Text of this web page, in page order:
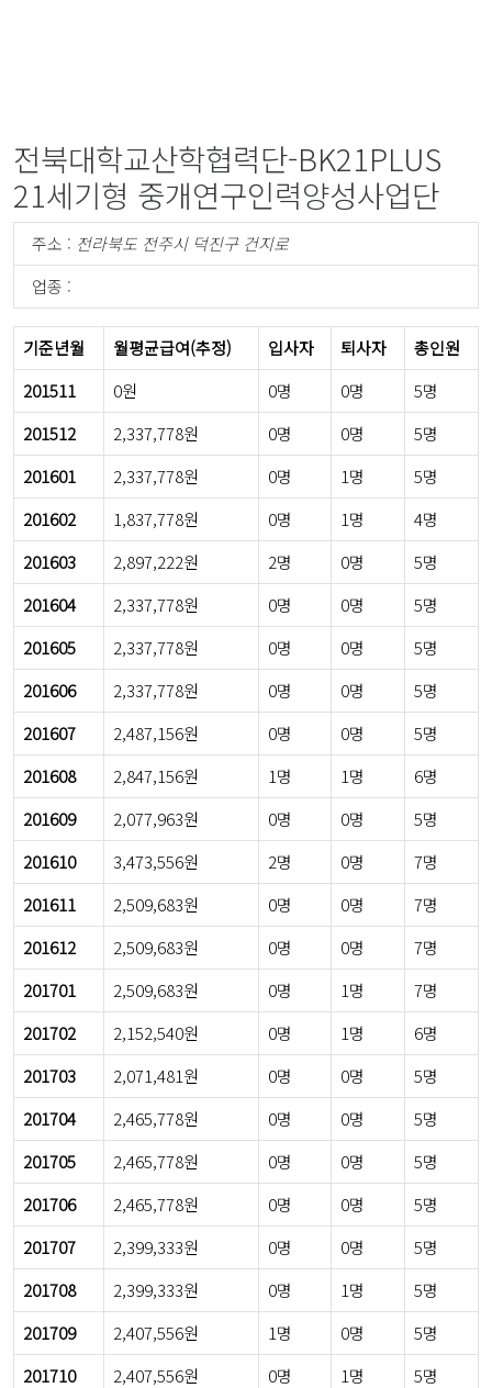
전북대학교산학협력단-BK21PLUS
21세기형 중개연구인력양성사업단
주소 : 전라북도 전주시 덕진구 건지로
업종 :
기준년월 월평균급여(추정) 입사자 퇴사자
총인원
201511
0원 0명 0명
5명
201512
2,337,778원 0명 0명
5명
201601
2,337,778원 0명 1명
5명
201602
1,837,778원 0명 1명
4명
201603
2,897,222원 2명 0명
5명
201604
2,337,778원 0명 0명
5명
201605
2,337,778원 0명 0명
5명
201606
2,337,778원 0명 0명
5명
201607
2,487,156원 0명 0명
5명
201608
2,847,156원 1명 1명
6명
201609
2,077,963원 0명 0명
5명
201610
3,473,556원 2명 0명
7명
201611
2,509,683원 0명 0명
7명
201612
2,509,683원 0명 0명
7명
201701
2,509,683원 0명 1명
7명
201702
2,152,540원 0명 1명
6명
201703
2,071,481원 0명 0명
5명
201704
2,465,778원 0명 0명
5명
201705
2,465,778원 0명 0명
5명
201706
2,465,778원 0명 0명
5명
201707
2,399,333원 0명 0명
5명
201708
2,399,333원 0명 1명
5명
201709
2,407,556원 1명 0명
5명
201710
2,407,556원 0명 1명
5명